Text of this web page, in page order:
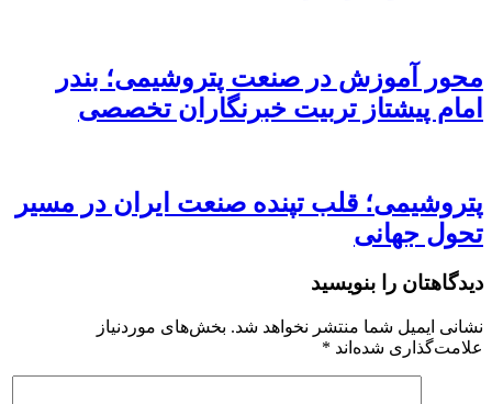
محور آموزش در صنعت پتروشیمی؛ بندر
امام پیشتاز تربیت خبرنگاران تخصصی
پتروشیمی؛ قلب تپنده صنعت ایران در مسیر
تحول جهانی
دیدگاهتان را بنویسید
نشانی ایمیل شما منتشر نخواهد شد. بخش‌های موردنیاز
علامت‌گذاری شده‌اند *